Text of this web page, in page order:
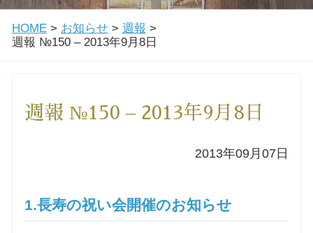
教会学校・中高生会
洗礼を希望される方
小池神父の講座
HOME> お知らせ> 週報 >
週報 №150 – 2013年9月8日
週報 №150 – 2013年9月8日
2013年09月07日
1.長寿の祝い会開催のお知らせ